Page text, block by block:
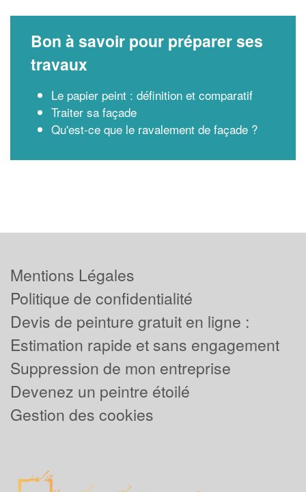
Bon à savoir pour préparer ses
travaux
Le papier peint : définition et comparatif
Traiter sa façade
Qu'est-ce que le ravalement de façade ?
Mentions Légales
Politique de confidentialité
Devis de peinture gratuit en ligne :
Estimation rapide et sans engagement
Suppression de mon entreprise
Devenez un peintre étoilé
Gestion des cookies